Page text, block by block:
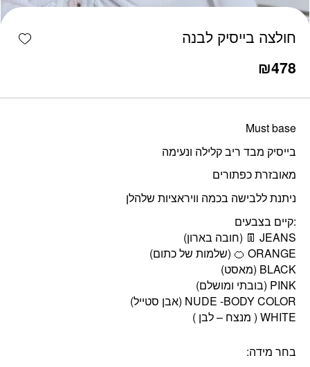
חולצה בייסיק לבנה
₪478
Must base
בייסיק מבד ריב קלילה ונעימה
מאובזרת כפתורים
ניתנת ללבישה בכמה וויראציות שלהלן
:קיים בצבעים
בחר מידה
כמות חולצה בייסיק לבנה